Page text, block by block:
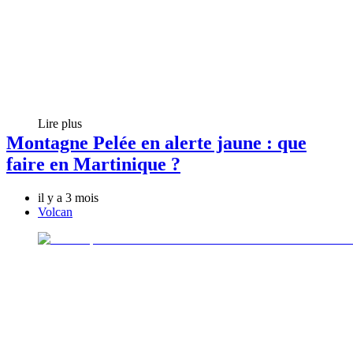
Lire plus
Montagne Pelée en alerte jaune : que
faire en Martinique ?
il y a 3 mois
Volcan